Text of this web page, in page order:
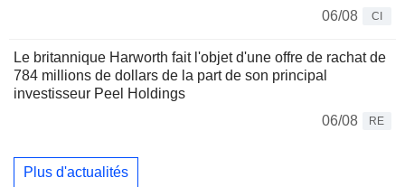
06/08
CI
Le britannique Harworth fait l'objet d'une offre de rachat de
784 millions de dollars de la part de son principal
investisseur Peel Holdings
06/08
RE
Plus d'actualités